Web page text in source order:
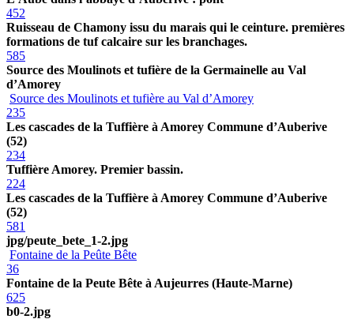
452
Ruisseau de Chamony issu du marais qui le ceinture. premières
formations de tuf calcaire sur les branchages.
585
Source des Moulinots et tufière de la Germainelle au Val
d’Amorey
Source des Moulinots et tufière au Val d’Amorey
235
Les cascades de la Tuffière à Amorey Commune d’Auberive
(52)
234
Tuffière Amorey. Premier bassin.
224
Les cascades de la Tuffière à Amorey Commune d’Auberive
(52)
581
jpg/peute_bete_1-2.jpg
Fontaine de la Peûte Bête
36
Fontaine de la Peute Bête à Aujeurres (Haute-Marne)
625
b0-2.jpg